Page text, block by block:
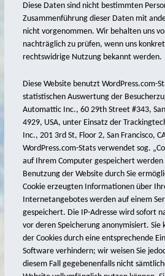
Signalgast
Ausstellungen
Bücher
Aquarelle & Skizzen
Eine kleine Philosophie der Insel
Der Taschenphilosoph
Zeit nehmen
Ansichten einer Küste
Eine kleine Philosophie der Insel –
Käpt’n Jokas
Diese Daten sind nicht bestimmten
Zusammenführung dieser Daten mit
nicht vorgenommen. Wir behalten uns
nachträglich zu prüfen, wenn uns
rechtswidrige Nutzung bekannt werden.
Diese Website benutzt WordPress.com-
statistischen Auswertung der
Automattic Inc., 60 29th Street #343,
4929, USA, unter Einsatz der
Inc., 201 3rd St, Floor 2, San Francisco,
WordPress.com-Stats verwendet sog.
auf Ihrem Computer gespeichert werden
Benutzung der Website durch Sie
Cookie erzeugten Informationen über
Internetangebotes werden auf einem
gespeichert. Die IP-Adresse wird sofort
vor deren Speicherung anonymisiert. Sie
der Cookies durch eine entsprechende
Software verhindern; wir weisen Sie
diesem Fall gegebenenfalls nicht